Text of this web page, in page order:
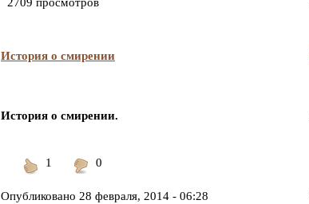
2709 просмотров
История о смирении
История о смирении.
1
понравилось
0
Опубликовано 28 февраля, 2014 - 06:28